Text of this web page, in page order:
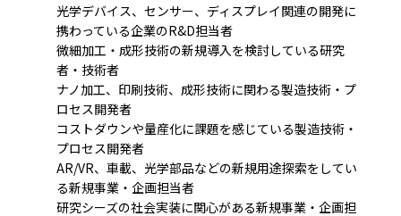
光学デバイス、センサー、ディスプレイ関連の開発に
携わっている企業のR&D担当者
微細加工・成形技術の新規導入を検討している研究
者・技術者
ナノ加工、印刷技術、成形技術に関わる製造技術・プ
ロセス開発者
コストダウンや量産化に課題を感じている製造技術・
プロセス開発者
AR/VR、車載、光学部品などの新規用途探索をしてい
る新規事業・企画担当者
研究シーズの社会実装に関心がある新規事業・企画担